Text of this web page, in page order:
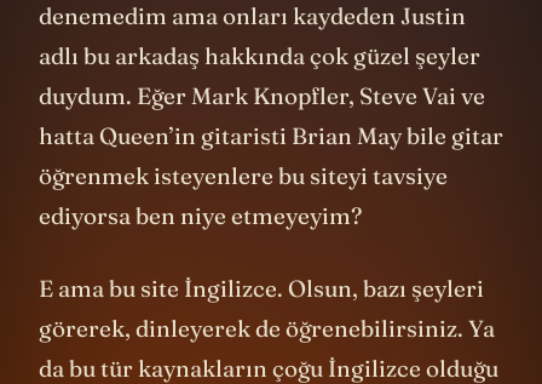
denemedim ama onları kaydeden Justin
adlı bu arkadaş hakkında çok güzel şeyler
duydum. Eğer Mark Knopfler, Steve Vai ve
hatta Queen’in gitaristi Brian May bile gitar
öğrenmek isteyenlere bu siteyi tavsiye
ediyorsa ben niye etmeyeyim?
E ama bu site İngilizce. Olsun, bazı şeyleri
görerek, dinleyerek de öğrenebilirsiniz. Ya
da bu tür kaynakların çoğu İngilizce olduğu